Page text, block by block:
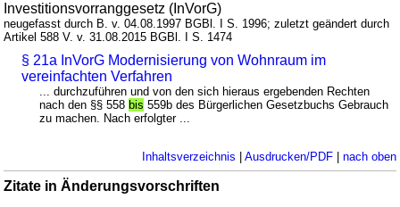
Investitionsvorranggesetz (InVorG)
neugefasst durch B. v. 04.08.1997 BGBl. I S. 1996; zuletzt geändert durch
Artikel 588 V. v. 31.08.2015 BGBl. I S. 1474
§ 21a InVorG Modernisierung von Wohnraum im
vereinfachten Verfahren
... durchzuführen und von den sich hieraus ergebenden Rechten
nach den §§ 558 bis 559b des Bürgerlichen Gesetzbuchs Gebrauch
zu machen. Nach erfolgter ...
Inhaltsverzeichnis Ausdrucken/PDF| nach oben
Zitate in Änderungsvorschriften